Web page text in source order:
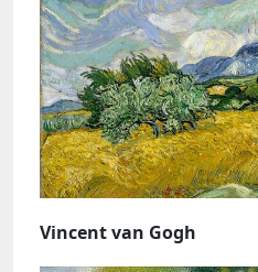
Vincent van Gogh